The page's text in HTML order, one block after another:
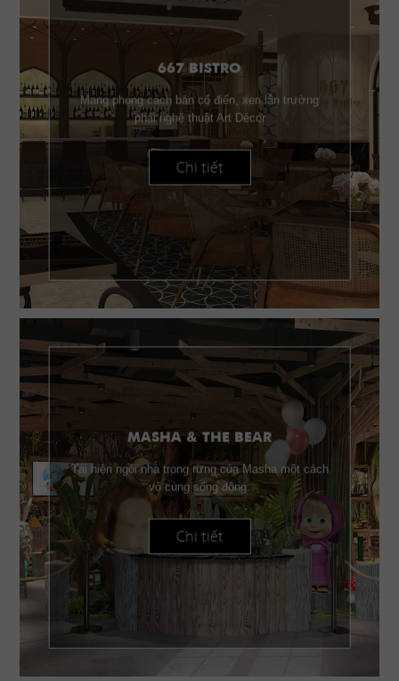
667 BISTRO
Mang phong cách bán cổ điển, xen lẫn trường
phái nghệ thuật Art Décor
Chi tiết
MASHA & THE BEAR
Tái hiện ngôi nhà trong rừng của Masha một cách
vô cùng sống động.
Chi tiết